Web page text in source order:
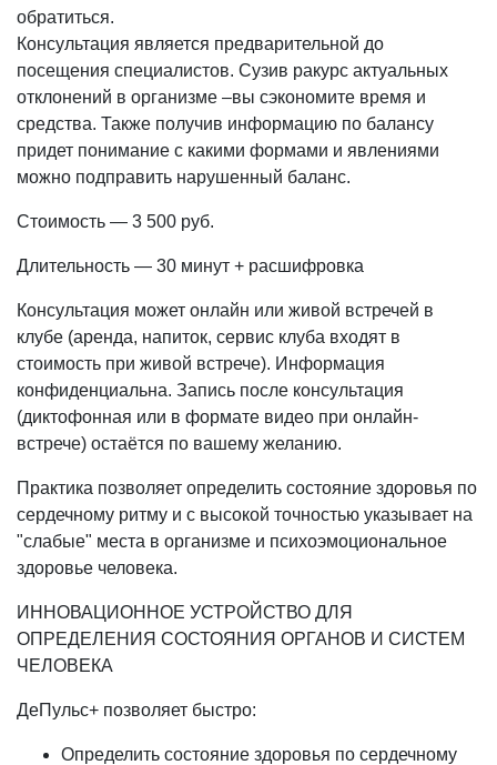
обратиться.
Консультация является предварительной до
посещения специалистов. Сузив ракурс актуальных
отклонений в организме –вы сэкономите время и
средства. Также получив информацию по балансу
придет понимание с какими формами и явлениями
можно подправить нарушенный баланс.
Стоимость — 3 500 руб.
Длительность — 30 минут + расшифровка
Консультация может онлайн или живой встречей в
клубе (аренда, напиток, сервис клуба входят в
стоимость при живой встрече). Информация
конфиденциальна. Запись после консультация
(диктофонная или в формате видео при онлайн-
встрече) остаётся по вашему желанию.
Практика позволяет определить состояние здоровья по
сердечному ритму и с высокой точностью указывает на
"слабые" места в организме и психоэмоциональное
здоровье человека.
ИННОВАЦИОННОЕ УСТРОЙСТВО ДЛЯ
ОПРЕДЕЛЕНИЯ СОСТОЯНИЯ ОРГАНОВ И СИСТЕМ
ЧЕЛОВЕКА
ДеПульс+ позволяет быстро:
Определить состояние здоровья по сердечному